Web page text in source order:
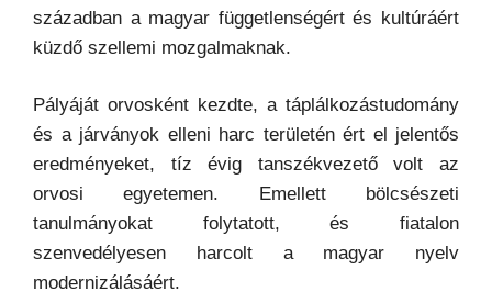
században a magyar függetlenségért és kultúráért
küzdő szellemi mozgalmaknak.
Pályáját orvosként kezdte, a táplálkozástudomány
és a járványok elleni harc területén ért el jelentős
eredményeket, tíz évig tanszékvezető volt az
orvosi egyetemen. Emellett bölcsészeti
tanulmányokat folytatott, és fiatalon
szenvedélyesen harcolt a magyar nyelv
modernizálásáért.